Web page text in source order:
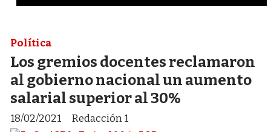
Los gremios docentes reclamaron
al gobierno nacional un aumento
salarial superior al 30%
Redacción 1
Política
18/02/2021